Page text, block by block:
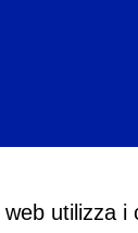
utilizza i